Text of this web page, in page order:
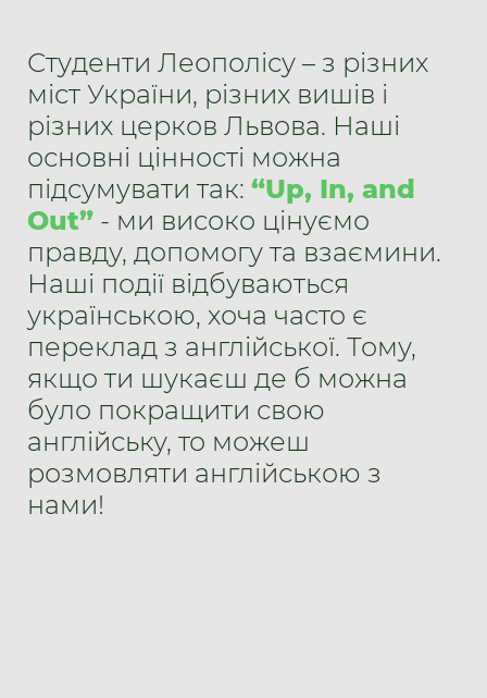
Студенти Леополісу – з різних
міст України, різних вишів і
різних церков Львова. Наші
основні цінності можна
підсумувати так: “Up, In, and
Out” - ми високо цінуємо
правду, допомогу та взаємини.
Наші події відбуваються
українською, хоча часто є
переклад з англійської. Тому,
якщо ти шукаєш де б можна
було покращити свою
англійську, то можеш
розмовляти англійською з
нами!